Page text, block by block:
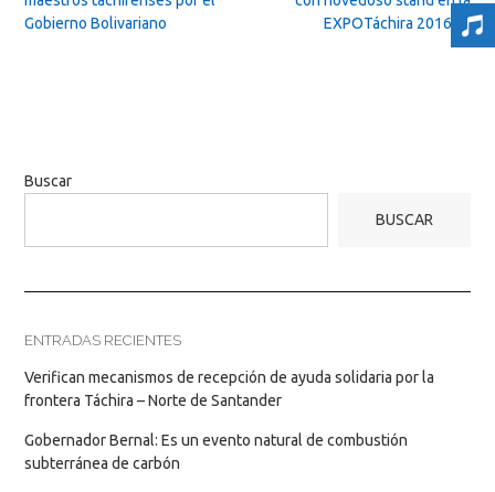
EXPOTáchira 2016
→
Gobierno Bolivariano
Buscar
BUSCAR
ENTRADAS RECIENTES
Verifican mecanismos de recepción de ayuda solidaria por la
frontera Táchira – Norte de Santander
Gobernador Bernal: Es un evento natural de combustión
subterránea de carbón